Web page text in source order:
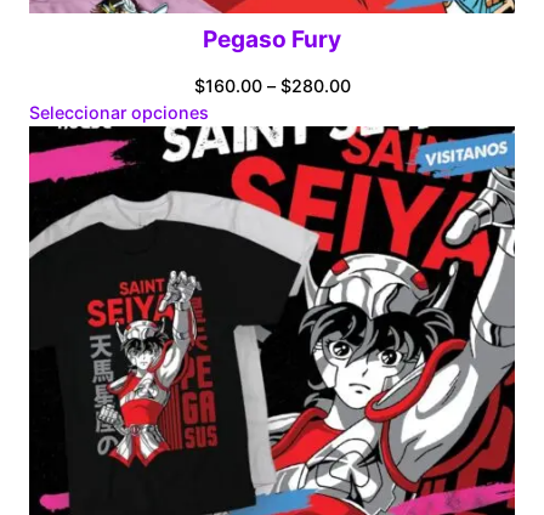
Pegaso Fury
$160.00 – $280.00Price
$160.00
through
$280.00
Seleccionar opciones